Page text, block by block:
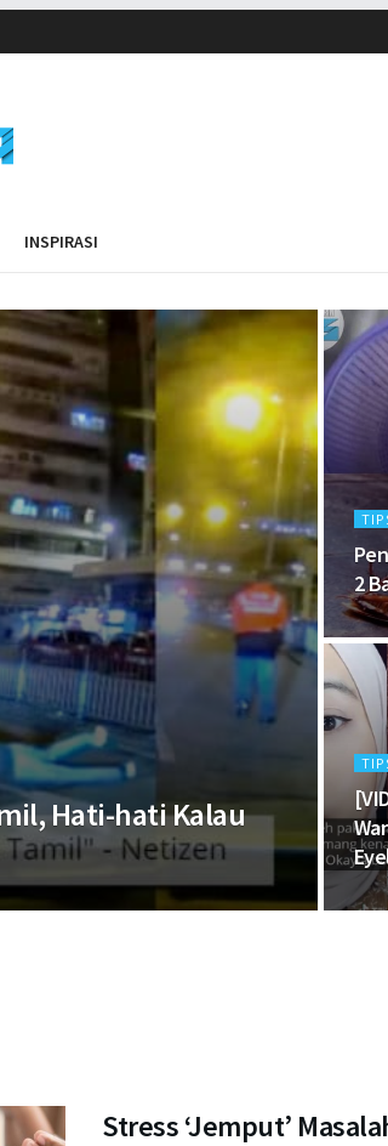
INSPIRASI
Hati-hati Kalau
2
Stress ‘Jemput’